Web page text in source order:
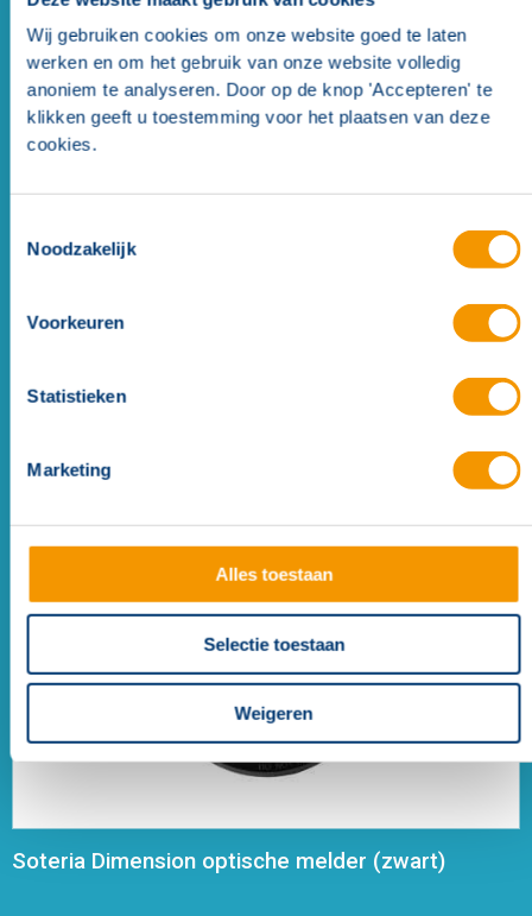
Wij gebruiken cookies om onze website goed te laten
werken en om het gebruik van onze website volledig
anoniem te analyseren. Door op de knop 'Accepteren' te
klikken geeft u toestemming voor het plaatsen van deze
cookies.
Noodzakelijk
Voorkeuren
Statistieken
Marketing
Alles toestaan
Selectie toestaan
Weigeren
Similar Products
Soteria Dimension optische melder (wit)
Soteria Dimension optische melder (zwart)